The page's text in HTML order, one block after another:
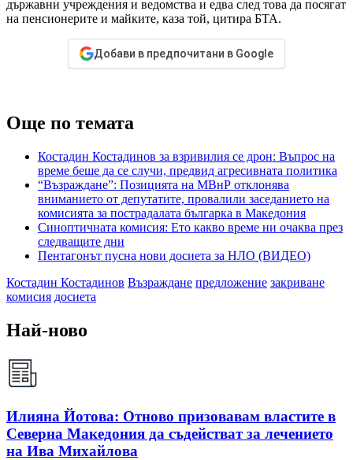
държавни учреждения и ведомства и едва след това да посягат
на пенсионерите и майките, каза той, цитира БТА.
Добави в предпочитани в Google
Още по темата
Костадин Костадинов за взривилия се дрон: Въпрос на
време беше да се случи, предвид агресивната политика
“Възраждане”: Позицията на МВнР отклонява
вниманието от депутатите, провалили заседанието на
комисията за пострадалата българка в Македония
Синоптичната комисия: Ето какво време ни очаква през
следващите дни
Пентагонът пусна нови досиета за НЛО (ВИДЕО)
Костадин Костадинов Възраждане предложение закриване
комисия досиета
Най-ново
Илияна Йотова: Отново призовавам властите в
Северна Македония да съдействат за лечението
на Ива Михайлова